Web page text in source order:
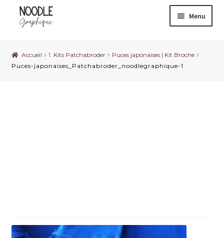
Menu
Accueil 1. Kits Patchabroder
Puces japonaises | Kit Broche
Puces-japonaises_Patchabroder_noodlegraphique-1